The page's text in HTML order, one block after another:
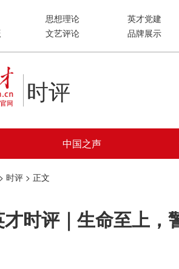
思想理论 英才党建
文艺评论 品牌展示
时评
中国之声
> 时评 > 正文
时评｜生命至上，